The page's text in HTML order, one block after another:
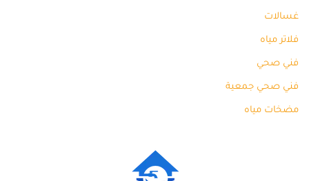
غسالات
فلاتر مياه
فني صحي
فني صحي جمعية
مضخات مياه